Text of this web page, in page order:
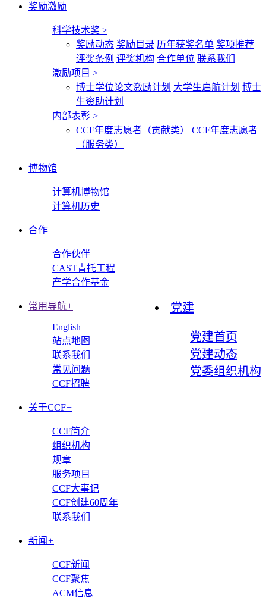
奖励激励
科学技术奖 >
奖励动态 奖励目录 历年获奖名单 奖项推荐
评奖条例 评奖机构 合作单位 联系我们
激励项目 >
博士学位论文激励计划 大学生启航计划 博士
生资助计划
内部表彰 >
CCF年度志愿者（贡献类）
CCF年度志愿者
（服务类）
博物馆
计算机博物馆
计算机历史
合作
合作伙伴
CAST青托工程
产学合作基金
党建
党建首页
党建动态
党委组织机构
常用导航+
English
站点地图
联系我们
常见问题
CCF招聘
关于CCF+
CCF简介
组织机构
规章
服务项目
CCF大事记
CCF创建60周年
联系我们
新闻 +
CCF新闻
CCF聚焦
ACM信息